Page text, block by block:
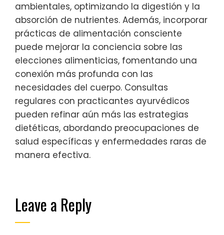
ambientales, optimizando la digestión y la
absorción de nutrientes. Además, incorporar
prácticas de alimentación consciente
puede mejorar la conciencia sobre las
elecciones alimenticias, fomentando una
conexión más profunda con las
necesidades del cuerpo. Consultas
regulares con practicantes ayurvédicos
pueden refinar aún más las estrategias
dietéticas, abordando preocupaciones de
salud específicas y enfermedades raras de
manera efectiva.
Leave a Reply